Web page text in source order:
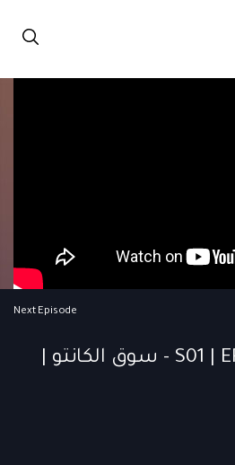
Next Episode
سوق الكانتو - S01 | EP 15 - سوق الكانتو |